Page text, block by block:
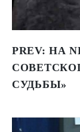
PREV: НА
СУДЬБЫ»